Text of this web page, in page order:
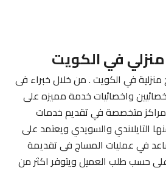
في الكويت
في الكويت . من خلال خبراء فى
واخصائيات خدمة مميزه على
مراكز متخصصة في تقديم خدمات
التايلاندي والسويدي ويعتمد على
في عمليات المساج فى تقديمة
حسب طلب العميل ويتوفر اكثر من